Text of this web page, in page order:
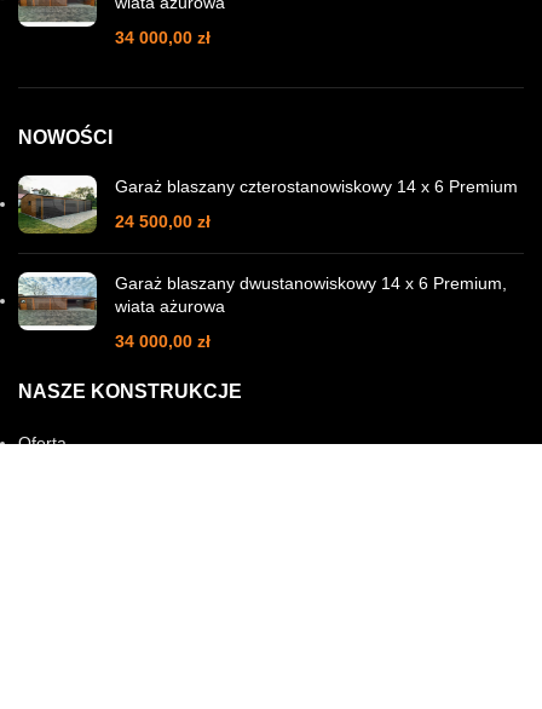
34 000,00 zł
NOWOŚCI
Garaż blaszany czterostanowiskowy 14 x 6 Premium
24 500,00 zł
Garaż blaszany dwustanowiskowy 14 x 6 Premium,
wiata ażurowa
34 000,00 zł
NASZE KONSTRUKCJE
Oferta